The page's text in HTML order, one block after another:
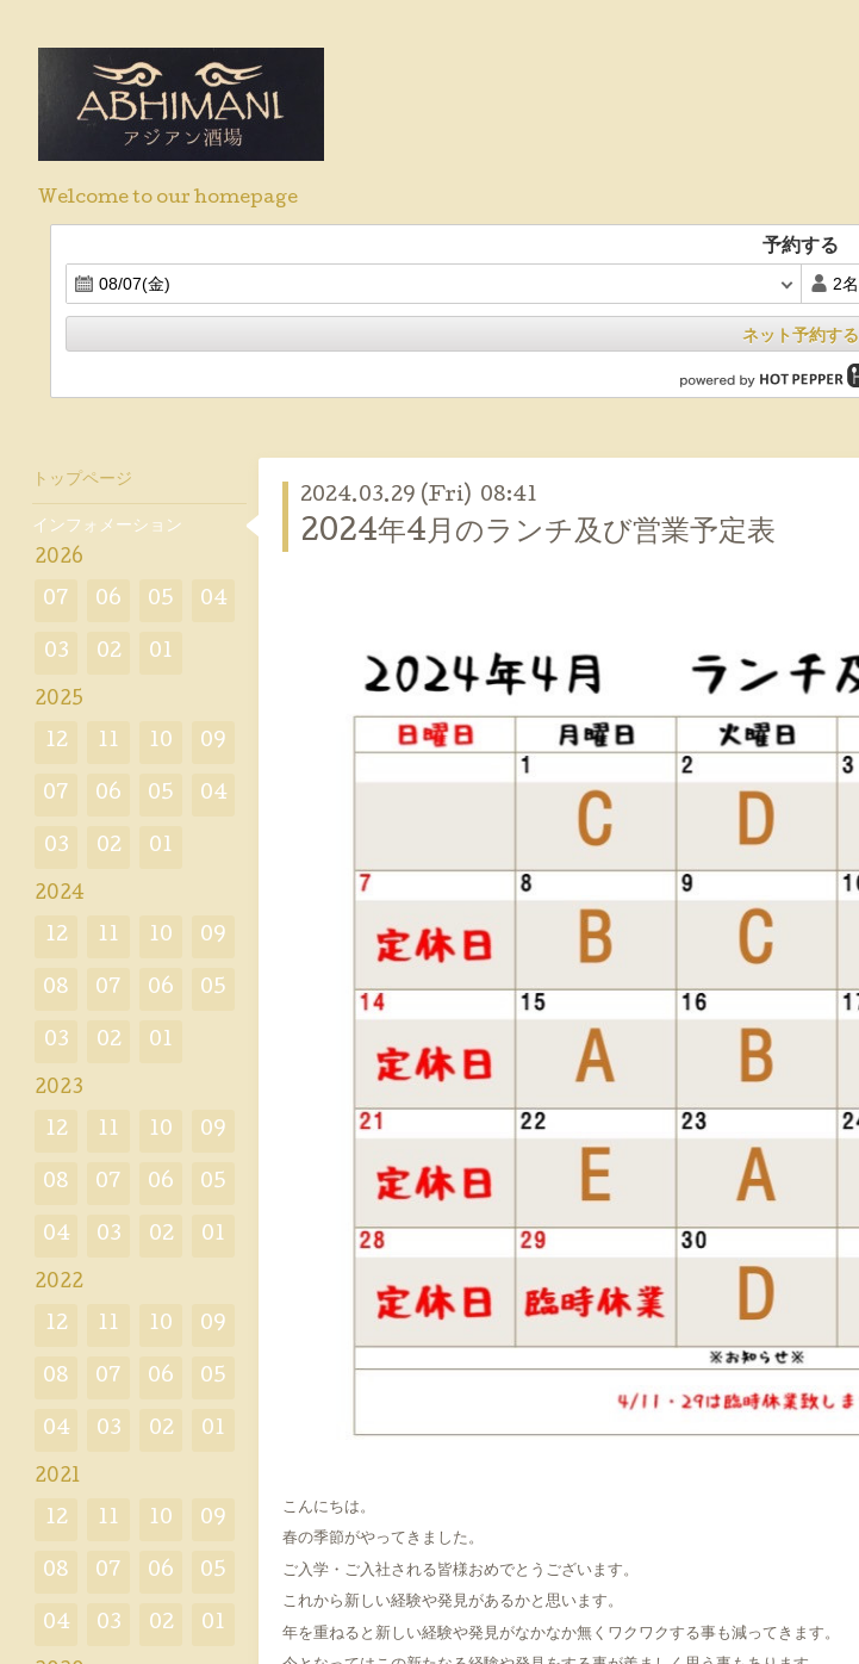
Welcome to our homepage
予約する
ネット予約する
2024.03.29 (Fri) 08:41
2024年4月のランチ及び営業予定表
こんにちは。
春の季節がやってきました。
ご入学・ご入社される皆様おめでとうございます。
これから新しい経験や発見があるかと思います。
年を重ねると新しい経験や発見がなかなか無くワクワクする事も減ってきます。
トップページ
インフォメーション
2026
07 06 05 04
03 02 01
2025
12 11 10 09
07 06 05 04
03 02 01
2024
12 11 10 09
08 07 06 05
03 02 01
2023
12 11 10 09
08 07 06 05
04 03 02 01
2022
12 11 10 09
08 07 06 05
04 03 02 01
2021
12 11 10 09
08 07 06 05
04 03 02 01